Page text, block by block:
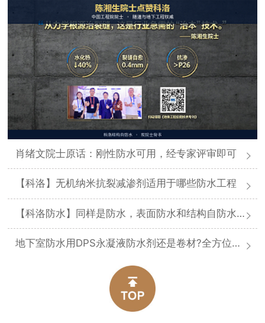
肖绪文院士原话：刚性防水可用，经专家评审即可
【科洛】无机纳米抗裂减渗剂适用于哪些防水工程
【科洛防水】同样是防水，表面防水和结构自防水差在哪
地下室防水用DPS永凝液防水剂还是卷材?全方位对比分析